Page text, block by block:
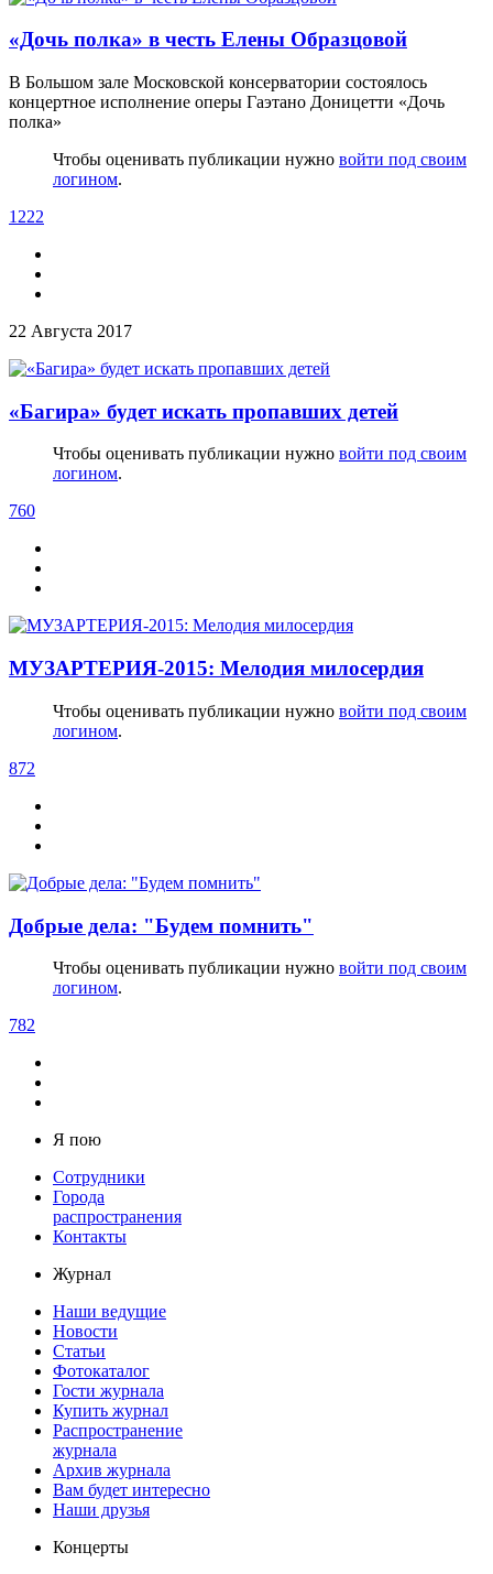
«Дочь полка» в честь Елены Образцовой
В Большом зале Московской консерватории состоялось
концертное исполнение оперы Гаэтано Доницетти «Дочь
полка»
Чтобы оценивать публикации нужно войти под своим
логином.
1222
22 Августа 2017
«Багира» будет искать пропавших детей
Чтобы оценивать публикации нужно войти под своим
логином.
760
МУЗАРТЕРИЯ-2015: Мелодия милосердия
Чтобы оценивать публикации нужно войти под своим
логином.
872
Добрые дела: "Будем помнить"
Чтобы оценивать публикации нужно войти под своим
логином.
782
Я пою
Сотрудники
Города
распространения
Контакты
Журнал
Наши ведущие
Новости
Статьи
Фотокаталог
Гости журнала
Купить журнал
Распространение
журнала
Архив журнала
Вам будет интересно
Наши друзья
Концерты